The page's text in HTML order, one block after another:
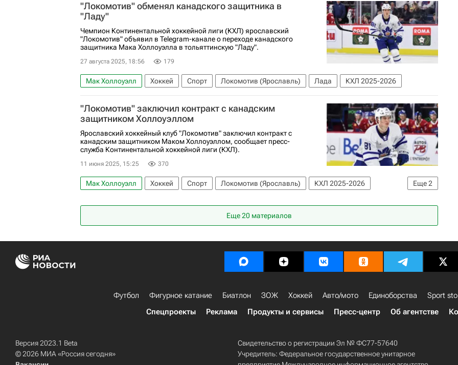
"Локомотив" обменял канадского защитника в
"Ладу"
Чемпион Континентальной хоккейной лиги (КХЛ) ярославский
"Локомотив" объявил в Telegram-канале о переходе канадского
защитника Мака Холлоуэлла в тольяттинскую "Ладу".
27 августа 2025, 18:56 179
Мак Холлоуэлл Хоккей Спорт Локомотив (Ярославль) Лада КХЛ 2025-2026
"Локомотив" заключил контракт с канадским
защитником Холлоуэллом
Ярославский хоккейный клуб "Локомотив" заключил контракт с
канадским защитником Маком Холлоуэллом, сообщает пресс-
служба Континентальной хоккейной лиги (КХЛ).
11 июня 2025, 15:25 370
Еще2
Мак Холлоуэлл Хоккей Спорт Локомотив (Ярославль)
КХЛ 2025-2026
Еще 20 материалов
Футбол Фигурное катание Биатлон ЗОЖ Хоккей Авто/мото Единоборства
Sport
Спецпроекты
Реклама Продукты и сервисы Пресс-центр Об агентстве
Версия 2023.1 Beta
© 2026 МИА «Россия сегодня»
Свидетельство о регистрации Эл № ФС77-57640
Учредитель: Федеральное государственное унитарное